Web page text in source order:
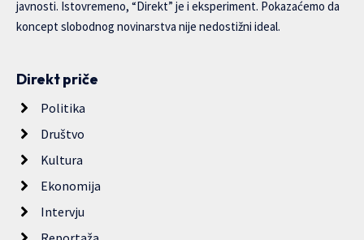
javnosti. Istovremeno, “Direkt” je i eksperiment. Pokazaćemo da
koncept slobodnog novinarstva nije nedostižni ideal.
Direkt priče
Politika
Društvo
Kultura
Ekonomija
Intervju